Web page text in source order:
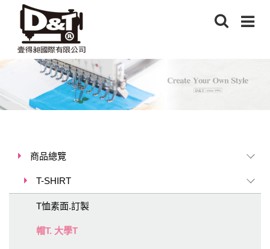
商品總覽
T-SHIRT
T恤素面.訂製
帽T. 大學T